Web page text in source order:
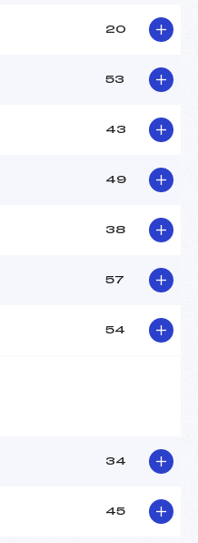
20
53
43
49
38
57
54
34
45